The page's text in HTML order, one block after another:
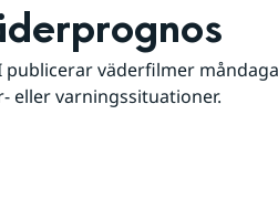
publicerar väderfilmer
eller varningssituationer.